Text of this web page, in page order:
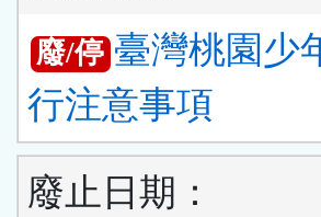
廢/停 臺灣桃園少
行注意事項
廢止日期：